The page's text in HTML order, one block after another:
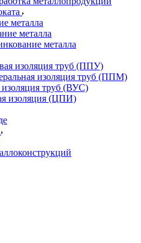
металла
металла
металла
изоляция труб (ППУ)
изоляция труб (ППМ)
изоляция труб (ВУС)
изоляция (ЦПИ)